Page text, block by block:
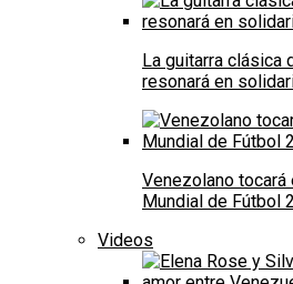
La guitarra clásica
resonará en
Venezolano tocará
Mundial de Fútbol
Videos